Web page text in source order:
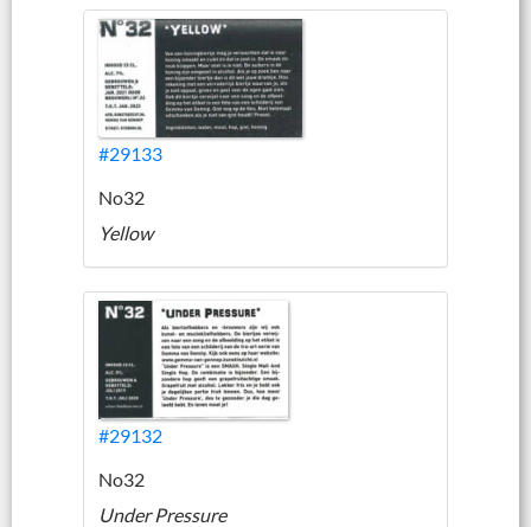
#29133
No32
Yellow
#29132
No32
Under Pressure